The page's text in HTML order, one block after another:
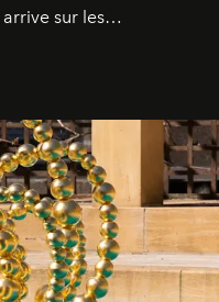
sur les
2026.